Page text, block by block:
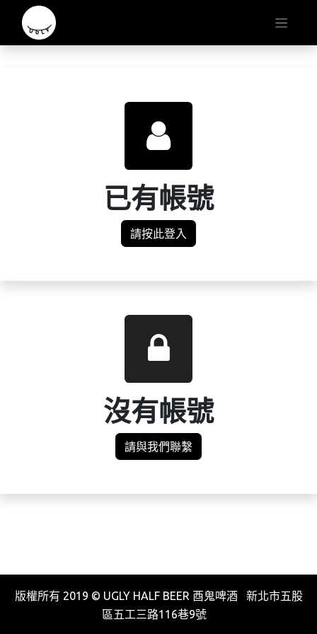
已有帳號
請按此登入
沒有帳號
請與我們聯繫
版權所有 2019 © UGLY HALF BEER 酉鬼啤酒 新北市五股
區五工三路116巷9號